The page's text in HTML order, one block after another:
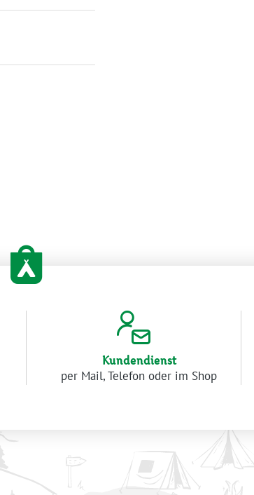
Kundendienst
per Mail, Telefon oder im Shop